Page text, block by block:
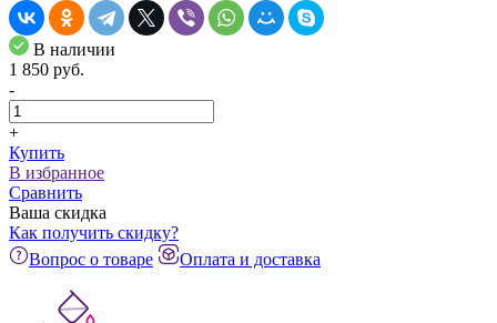
В наличии
1 850 pуб.
-
+
Купить
В избранное
Сравнить
Ваша скидка
Как получить скидку?
Вопрос о товаре
Оплата и доставка